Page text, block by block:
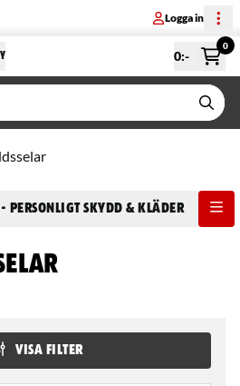
Logga in
0:-
0
- Personligt Skydd & Kläder
VISA FILTER